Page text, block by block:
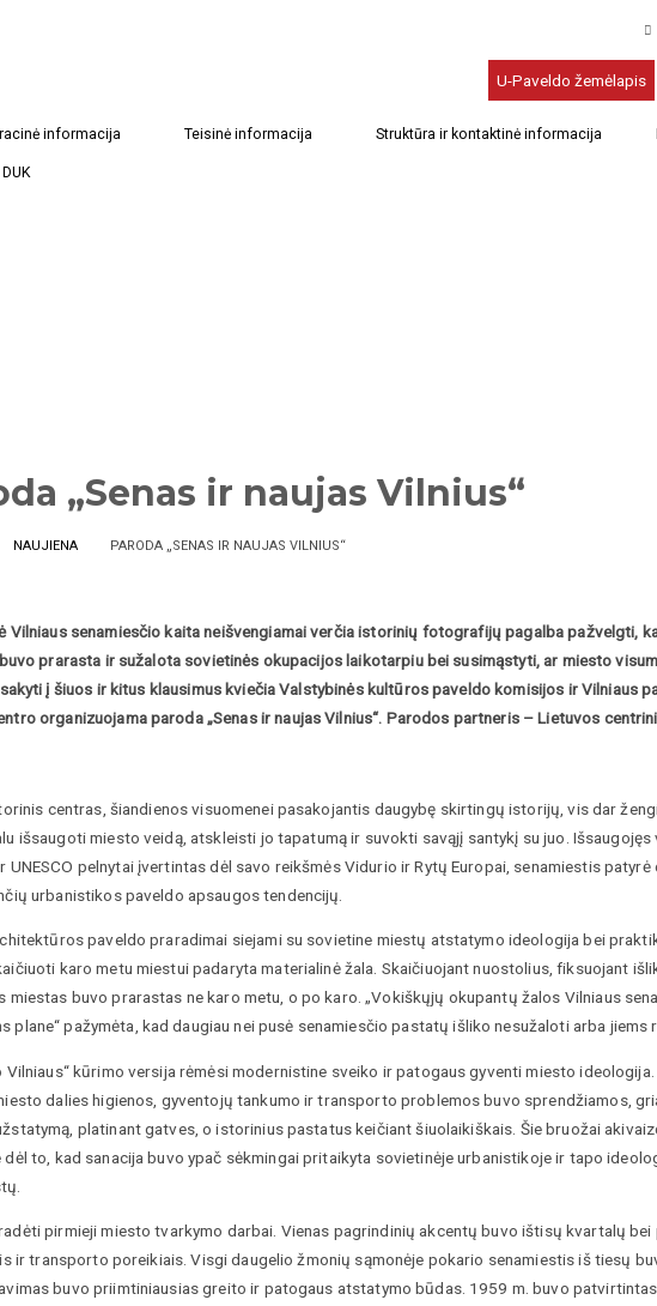
U-Paveldo žemėlapis
informacija Teisinė informacija Struktūra ir kontaktinė informacija
DUK
„Senas ir naujas Vilnius“
NAUJIENA PARODA „SENAS IR NAUJAS VILNIUS“
Vilniaus senamiesčio kaita neišvengiamai verčia istorinių fotografijų pagalba pažvelgti,
prarasta ir sužalota sovietinės okupacijos laikotarpiu bei susimąstyti, ar miesto
į šiuos ir kitus klausimus kviečiaValstybinės kultūros paveldo komisijos ir Vilniaus
organizuojama paroda „Senas ir naujas Vilnius“. Parodos partneris – Lietuvos
centras, šiandienos visuomenei pasakojantis daugybę skirtingų istorijų, vis dar
išsaugoti miesto veidą, atskleisti jo tapatumą ir suvokti savąjį santykį su juo.
UNESCO pelnytai įvertintas dėl savo reikšmės Vidurio ir Rytų Europai, senamiestis
urbanistikos paveldo apsaugos tendencijų.
paveldo praradimai siejami su sovietine miestų atstatymo ideologija bei
karo metu miestui padaryta materialinė žala. Skaičiuojant nuostolius, fiksuojant
miestas buvo prarastas ne karo metu, o po karo. „Vokiškųjų okupantų žalos Vilniaus
plane“ pažymėta, kad daugiau nei pusė senamiesčio pastatų išliko nesužaloti arba
Vilniaus“ kūrimo versija rėmėsi modernistine sveiko ir patogaus gyventi miesto
dalies higienos, gyventojų tankumo ir transporto problemos buvo sprendžiamos,
platinant gatves, o istorinius pastatus keičiant šiuolaikiškais. Šie bruožai
to, kad sanacija buvo ypač sėkmingai pritaikyta sovietinėje urbanistikoje ir tapo
pirmieji miesto tvarkymo darbai. Vienas pagrindinių akcentų buvo ištisų kvartalų bei
ir transporto poreikiais. Visgi daugelio žmonių sąmonėje pokario senamiestis iš tiesų
buvo priimtiniausias greito ir patogaus atstatymo būdas. 1959 m. buvo